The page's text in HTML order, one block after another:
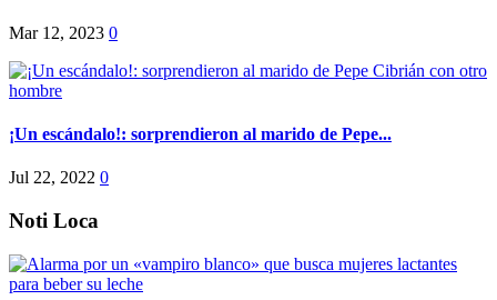
Mar 12, 2023 0
¡Un escándalo!: sorprendieron al marido de Pepe...
Jul 22, 2022 0
Noti Loca